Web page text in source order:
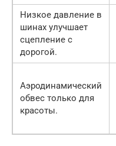
Низкое давление в
шинах улучшает
сцепление с
дорогой.
Аэродинамический
обвес только для
красоты.